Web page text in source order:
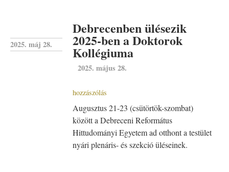
2025. máj 28.
Debrecenben ülésezik
2025-ben a Doktorok
Kollégiuma
2025. május 28.
hozzászólás
Augusztus 21-23 (csütörtök-szombat)
között a Debreceni Református
Hittudományi Egyetem ad otthont a testület
nyári plenáris- és szekció üléseinek.